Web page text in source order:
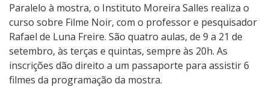
Paralelo à mostra, o Instituto Moreira Salles realiza o
curso sobre Filme Noir, com o professor e pesquisador
Rafael de Luna Freire. São quatro aulas, de 9 a 21 de
setembro, às terças e quintas, sempre às 20h. As
inscrições dão direito a um passaporte para assistir 6
filmes da programação da mostra.